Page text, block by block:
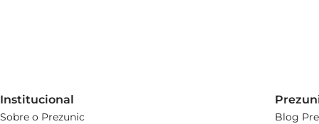
Institucional
Sobre o Prezunic
Blog